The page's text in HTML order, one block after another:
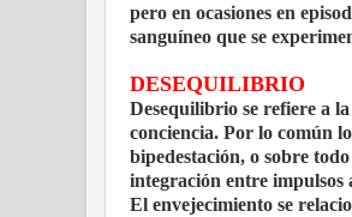
pero en ocasiones en
sanguíneo que se
DESEQUILIBRIO
Desequilibrio se refiere a
conciencia. Por lo común
bipedestación, o sobre
integración entre impulsos
El envejecimiento se